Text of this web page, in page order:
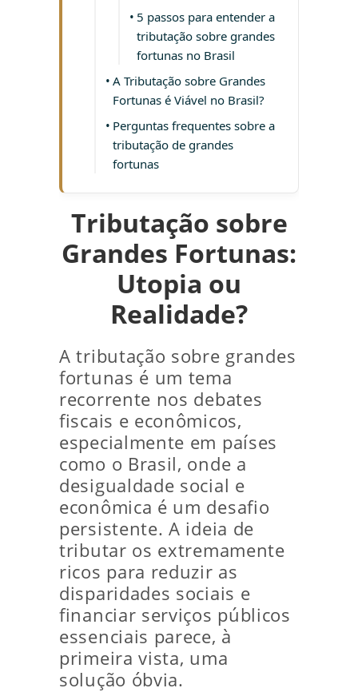
5 passos para entender a
tributação sobre grandes
fortunas no Brasil
A Tributação sobre Grandes
Fortunas é Viável no Brasil?
Perguntas frequentes sobre a
tributação de grandes
fortunas
Tributação sobre
Grandes Fortunas:
Utopia ou
Realidade?
A tributação sobre grandes
fortunas é um tema
recorrente nos debates
fiscais e econômicos,
especialmente em países
como o Brasil, onde a
desigualdade social e
econômica é um desafio
persistente. A ideia de
tributar os extremamente
ricos para reduzir as
disparidades sociais e
financiar serviços públicos
essenciais parece, à
primeira vista, uma
solução óbvia.